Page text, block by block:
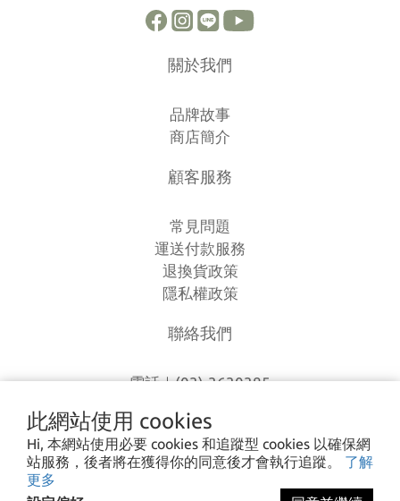
此網站使用 cookies
Hi, 本網站使用必要 cookies 和追蹤型 cookies 以確保網
站服務，後者將在獲得你的同意後才會執行追蹤。 了解
更多
關於我們
品牌故事
商店簡介
顧客服務
常見問題
運送付款服務
退換貨政策
隱私權政策
聯絡我們
電話｜(03)-3630385
信箱｜loverlien@gmail.com
地址｜桃園市八德區和平路1168巷7號